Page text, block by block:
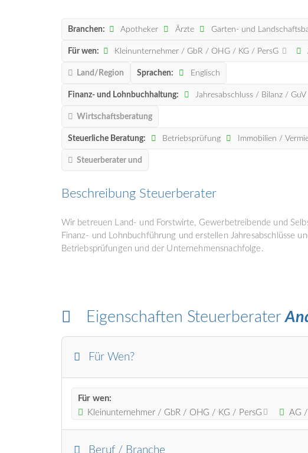
Branchen: Apotheker Ärzte Garten- und
Für wen: Kleinunternehmer / GbR / OHG / KG / PersG
Land/Region Sprachen: Englisch
Finanz- und Lohnbuchhaltung: Jahresabschluss / Bilanz / GuV
Wirtschaftsberatung
Steuerliche Beratung: Betriebsprüfung Immobilien /
Steuerberater und
Beschreibung Steuerberater
Wir betreuen Land- und Forstwirte, Gewerbetreibende und
Finanz- und Lohnbuchführung und erstellen Jahresabschlüsse
Betriebsprüfungen und der Unternehmensnachfolge.
Eigenschaften Steuerberater
Für Wen?
Für wen:
Kleinunternehmer / GbR / OHG / KG / PersG
AG
Beruf / Branche